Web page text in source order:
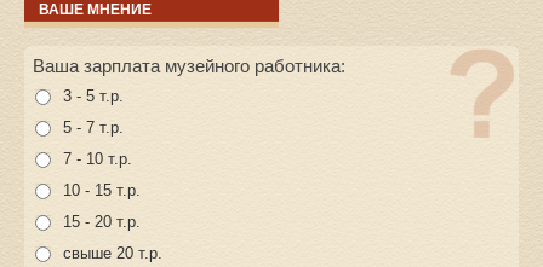
ВАШЕ МНЕНИЕ
Ваша зарплата музейного работника:
3 - 5 т.р.
5 - 7 т.р.
7 - 10 т.р.
10 - 15 т.р.
15 - 20 т.р.
свыше 20 т.р.